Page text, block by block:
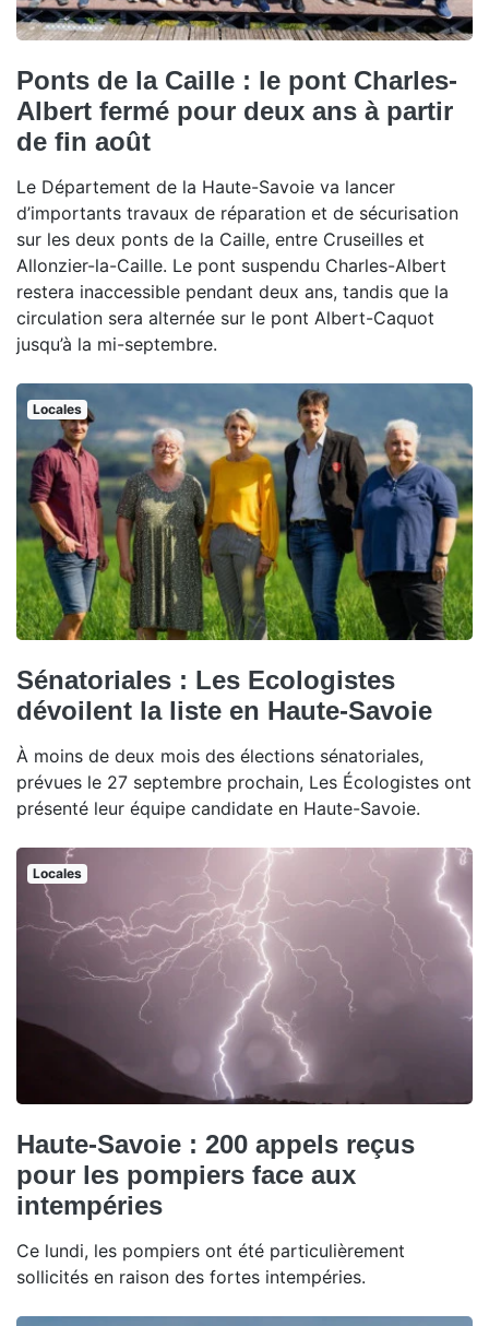
Ponts de la Caille : le pont Charles-
Albert fermé pour deux ans à partir
de fin août
Le Département de la Haute-Savoie va lancer
d’importants travaux de réparation et de sécurisation
sur les deux ponts de la Caille, entre Cruseilles et
Allonzier-la-Caille. Le pont suspendu Charles-Albert
restera inaccessible pendant deux ans, tandis que la
circulation sera alternée sur le pont Albert-Caquot
jusqu’à la mi-septembre.
Locales
Sénatoriales : Les Ecologistes
dévoilent la liste en Haute-Savoie
À moins de deux mois des élections sénatoriales,
prévues le 27 septembre prochain, Les Écologistes ont
présenté leur équipe candidate en Haute-Savoie.
Locales
Haute-Savoie : 200 appels reçus
pour les pompiers face aux
intempéries
Ce lundi, les pompiers ont été particulièrement
sollicités en raison des fortes intempéries.